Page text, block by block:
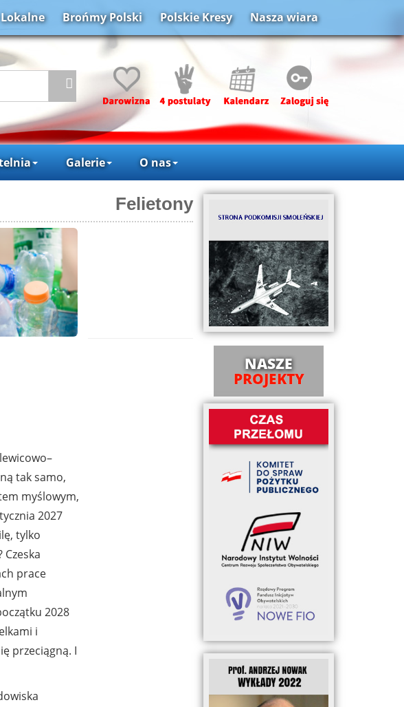
Lokalne Brońmy Polski Polskie Kresy Nasza wiara
Galerie O nas
Felietony
tak samo,
myślowym,
2027
tylko
prace
2028
i
przeciągną. I
NASZE
PROJEKTY